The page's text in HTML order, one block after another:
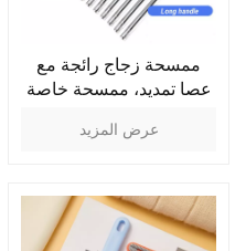
ممسحة زجاج رائجة مع
عصا تمديد، ممسحة خاصة
النوافذ في المباني
عرض المزيد